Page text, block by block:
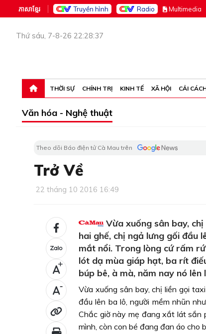
ភាសាខ្មែរ Truyền hình Radio Multimedia
Thứ sáu, 7-8-26 22:28:37
THỜI SỰ CHÍNH TRỊ KINH TẾ XÃ HỘI CẢI
Văn hóa - Nghệ thuật
Theo dõi Báo điện tử Cà Mau trên
Trở Về
22 tháng 10 2016 16:49
+
-
Vừa xuống sân bay,
hai ghế, chị ngả lưng gối đầu
mắt nổi. Trong lòng cứ rấm
lót dạ mùa giáp hạt, ba rít
búp bê, à mà, năm nay nó
Vừa xuống sân bay, chị liền gọi
đầu lên ba lô, người mềm nhũn
Chắc giờ này mẹ đang xắt lát sắn
mình, còn con bé đang đan áo cho